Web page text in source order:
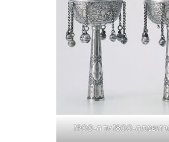
ה-1800 עד ה-1900